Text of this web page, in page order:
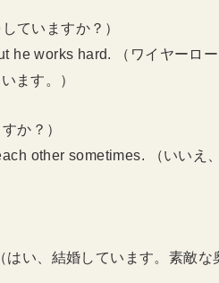
ていますか？）
he works hard. （ワイヤーロ
ます。）
か？）
other sometimes. （いいえ
はい、結婚しています。素敵な